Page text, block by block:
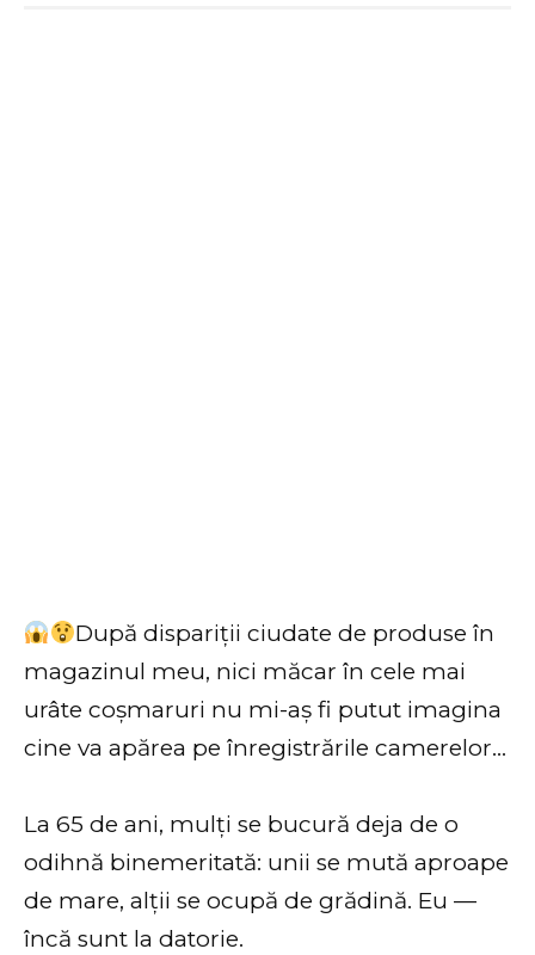
După dispariții ciudate de produse în
magazinul meu, nici măcar în cele mai
urâte coșmaruri nu mi-aș fi putut imagina
cine va apărea pe înregistrările camerelor…
La 65 de ani, mulți se bucură deja de o
odihnă binemeritată: unii se mută aproape
de mare, alții se ocupă de grădină. Eu —
încă sunt la datorie.